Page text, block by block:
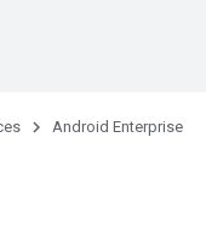
Android Enterprise